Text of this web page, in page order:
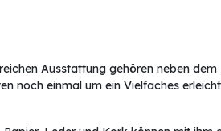
Ausstattung gehören neben dem
noch einmal um ein Vielfaches